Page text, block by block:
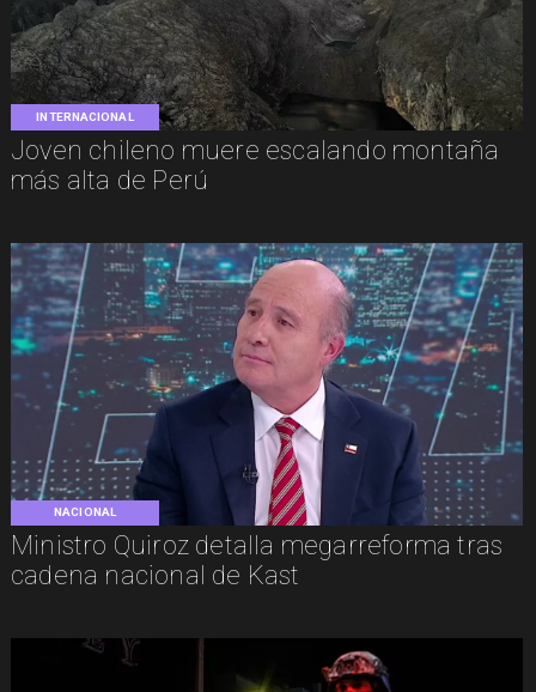
INTERNACIONAL
Joven chileno muere escalando montaña
más alta de Perú
NACIONAL
Ministro Quiroz detalla megarreforma tras
cadena nacional de Kast